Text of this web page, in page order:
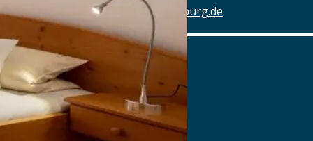
www.hotel-schlachthof-regensburg.de
Alter Wirt
Marktplatz 1, 82031 Grünwald
Tel.: Tel.: 089-6419340